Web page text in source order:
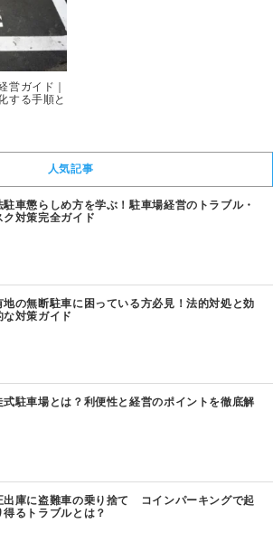
営ガイド｜
する手順と
人気記事
駐車懲らしめ方を学ぶ！駐車場経営のトラブル・
ク対策完全ガイド
地の無断駐車に困っている方必見！法的対処と効
な対策ガイド
式駐車場とは？利便性と経営のポイントを徹底解
出庫に盗難車の乗り捨て コインパーキングで起
得るトラブルとは？